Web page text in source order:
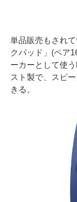
単品販売もされ
クパッド」(ペア
ーカーとして使
スト製で、スピ
きる。